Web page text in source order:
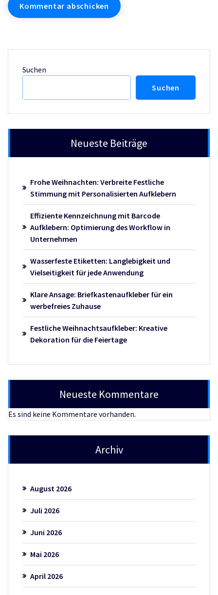
Suchen
Suchen
Neueste Beiträge
Frohe Weihnachten: Verbreite Festliche
Stimmung mit Personalisierten Aufklebern
Effiziente Kennzeichnung mit Barcode
Aufklebern: Optimierung des Workflow in
Unternehmen
Wasserfeste Etiketten: Langlebigkeit und
Vielseitigkeit für jede Anwendung
Klare Ansage: Briefkastenaufkleber für ein
werbefreies Zuhause
Festliche Weihnachtsaufkleber: Kreative
Dekoration für die Feiertage
Neueste Kommentare
Es sind keine Kommentare vorhanden.
Archiv
August 2026
Juli 2026
Juni 2026
Mai 2026
April 2026